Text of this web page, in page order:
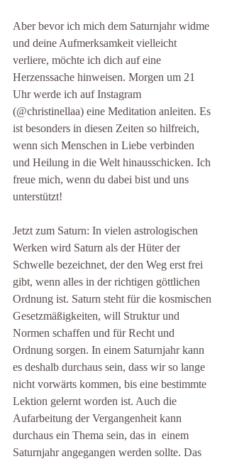
Aber bevor ich mich dem Saturnjahr widme
und deine Aufmerksamkeit vielleicht
verliere, möchte ich dich auf eine
Herzenssache hinweisen. Morgen um 21
Uhr werde ich auf Instagram
(@christinellaa) eine Meditation anleiten. Es
ist besonders in diesen Zeiten so hilfreich,
wenn sich Menschen in Liebe verbinden
und Heilung in die Welt hinausschicken. Ich
freue mich, wenn du dabei bist und uns
unterstützt!
Jetzt zum Saturn: In vielen astrologischen
Werken wird Saturn als der Hüter der
Schwelle bezeichnet, der den Weg erst frei
gibt, wenn alles in der richtigen göttlichen
Ordnung ist. Saturn steht für die kosmischen
Gesetzmäßigkeiten, will Struktur und
Normen schaffen und für Recht und
Ordnung sorgen. In einem Saturnjahr kann
es deshalb durchaus sein, dass wir so lange
nicht vorwärts kommen, bis eine bestimmte
Lektion gelernt worden ist. Auch die
Aufarbeitung der Vergangenheit kann
durchaus ein Thema sein, das in  einem
Saturnjahr angegangen werden sollte. Das